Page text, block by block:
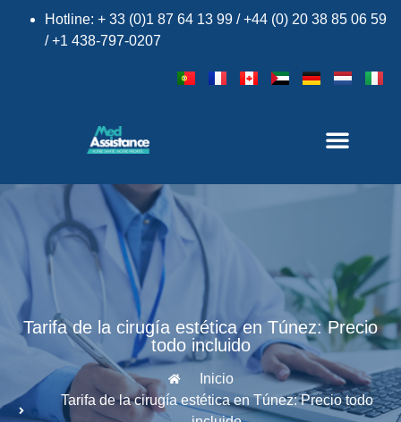
Hotline: + 33 (0)1 87 64 13 99 / +44 (0) 20 38 85 06 59
/ +1 438-797-0207
Tarifa de la cirugía estética en Túnez: Precio
todo incluido
Inicio
Tarifa de la cirugía estética en Túnez: Precio todo